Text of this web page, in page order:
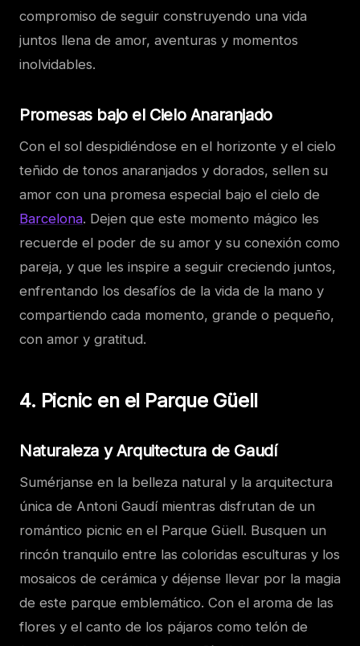
compromiso de seguir construyendo una vida
juntos llena de amor, aventuras y momentos
inolvidables.
Promesas bajo el Cielo Anaranjado
Con el sol despidiéndose en el horizonte y el cielo
teñido de tonos anaranjados y dorados, sellen su
amor con una promesa especial bajo el cielo de
Barcelona. Dejen que este momento mágico les
recuerde el poder de su amor y su conexión como
pareja, y que les inspire a seguir creciendo juntos,
enfrentando los desafíos de la vida de la mano y
compartiendo cada momento, grande o pequeño,
con amor y gratitud.
4. Picnic en el Parque Güell
Naturaleza y Arquitectura de Gaudí
Sumérjanse en la belleza natural y la arquitectura
única de Antoni Gaudí mientras disfrutan de un
romántico picnic en el Parque Güell. Busquen un
rincón tranquilo entre las coloridas esculturas y los
mosaicos de cerámica y déjense llevar por la magia
de este parque emblemático. Con el aroma de las
flores y el canto de los pájaros como telón de